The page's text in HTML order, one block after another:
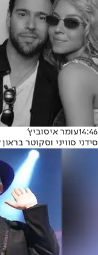
14:46עומר איסוביץ'
סידני סוויני וסקוטר